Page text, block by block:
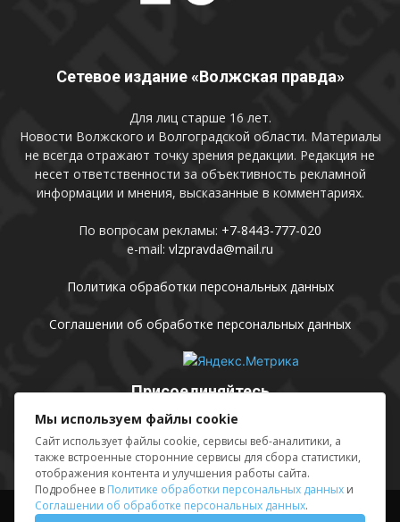
Сетевое издание «Волжская правда»
Для лиц старше 16 лет.
Новости Волжского и Волгоградской области. Материалы
не всегда отражают точку зрения редакции. Редакция не
несет ответственности за объективность рекламной
информации и мнения, высказанные в комментариях.
По вопросам рекламы: +7-8443-777-020
e-mail: vlzpravda@mail.ru
Политика обработки персональных данных
Соглашении об обработке персональных данных
Присоединяйтесь
Выходные данные Sing in
Мы используем файлы cookie
Сайт использует файлы cookie, сервисы веб-аналитики, а
также встроенные сторонние сервисы для сбора статистики,
отображения контента и улучшения работы сайта.
Подробнее в Политике обработки персональных данных и
Соглашении об обработке персональных данных.